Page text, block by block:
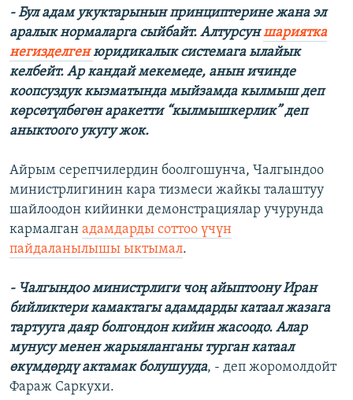
- Бул адам укуктарынын принциптерине жана эл
аралык нормаларга сыйбайт. Алтурсуншариятка
негизделгенюридикалык системага ылайык
келбейт. Ар кандай мекемеде, анын ичинде
коопсуздук кызматында мыйзамда кылмыш деп
көрсөтүлбөгөн аракетти “кылмышкерлик” деп
аныктоого укугу жок.
Айрым серепчилердин боолгошунча, Чалгындоо
министрлигинин кара тизмеси жайкы талаштуу
шайлоодон кийинки демонстрациялар учурунда
кармалган адамдарды соттоо үчүн
пайдаланылышы ыктымал.
- Чалгындоо министрлиги чоң айыптоону Иран
бийликтери камактагы адамдарды катаал жазага
тартууга даяр болгондон кийин жасоодо. Алар
мунусу менен жарыяланганы турган катаал
өкүмдөрдү актамак болушууда, - деп жоромолдойт
Фараж Саркухи.